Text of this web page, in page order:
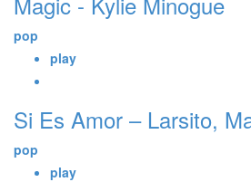
pop
play
Si Es Amor – Larsito,
pop
play